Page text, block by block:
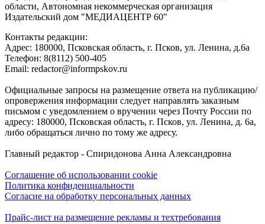
области, Автономная некоммерческая организация
Издательский дом "МЕДИАЦЕНТР 60"
Контакты редакции:
Адреc: 180000, Псковская область, г. Псков, ул. Ленина, д.6а
Телефон: 8(8112) 500-405
Email: redactor@informpskov.ru
Официальные запросы на размещение ответа на публикацию/
опровержения информации следует направлять заказным
письмом с уведомлением о вручении через Почту России по
адресу: 180000, Псковская область, г. Псков, ул. Ленина, д. 6а,
либо обращаться лично по тому же адресу.
Главный редактор - Спиридонова Анна Александровна
Соглашение об использовании cookie
Политика конфиденциальности
Согласие на обработку персональных данных
Прайс-лист на размещение рекламы и техтребования